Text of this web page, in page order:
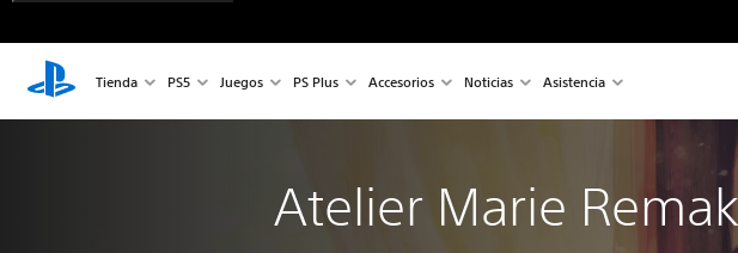
Tienda PS5 Juegos PS Plus Accesorios Noticias Asistencia
Atelier Marie